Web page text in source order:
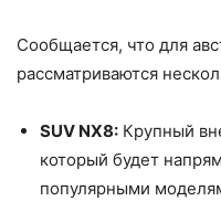
Сообщается, что для
рассматриваются
SUV NX8: Крупный
который будет
популярными